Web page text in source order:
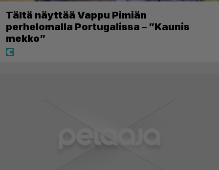
Tältä näyttää Vappu Pimiän
perhelomalla Portugalissa – ”Kaunis
mekko”